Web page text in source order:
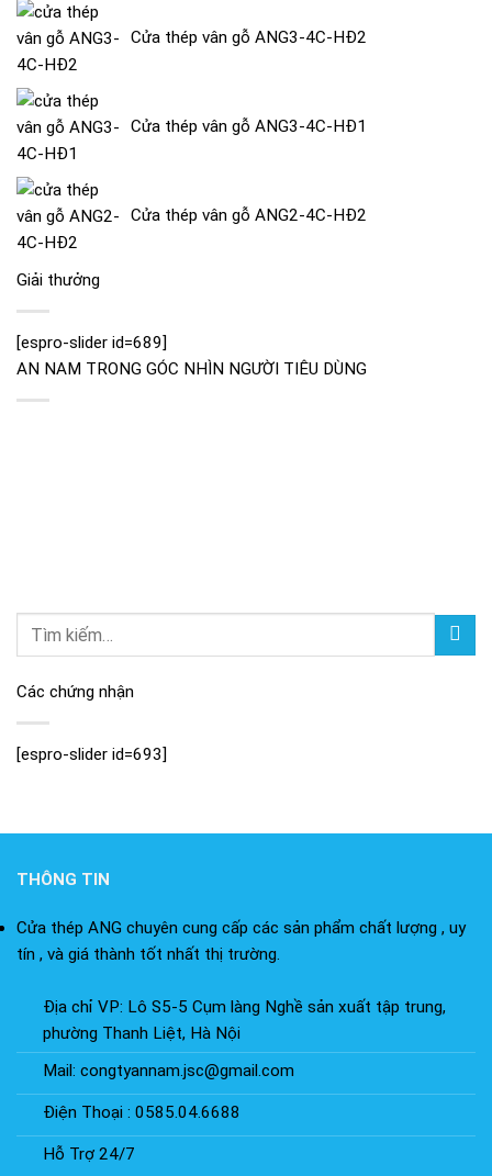
Cửa thép vân gỗ ANG3-4C-HĐ2
Cửa thép vân gỗ ANG3-4C-HĐ1
Cửa thép vân gỗ ANG2-4C-HĐ2
Giải thưởng
[espro-slider id=689]
AN NAM TRONG GÓC NHÌN NGƯỜI TIÊU DÙNG
Các chứng nhận
[espro-slider id=693]
THÔNG TIN
Cửa thép ANG chuyên cung cấp các sản phẩm chất lượng , uy
tín , và giá thành tốt nhất thị trường.
Địa chỉ VP: Lô S5-5 Cụm làng Nghề sản xuất tập trung,
phường Thanh Liệt, Hà Nội
Mail: congtyannam.jsc@gmail.com
Điện Thoại : 0585.04.6688
Hỗ Trợ 24/7